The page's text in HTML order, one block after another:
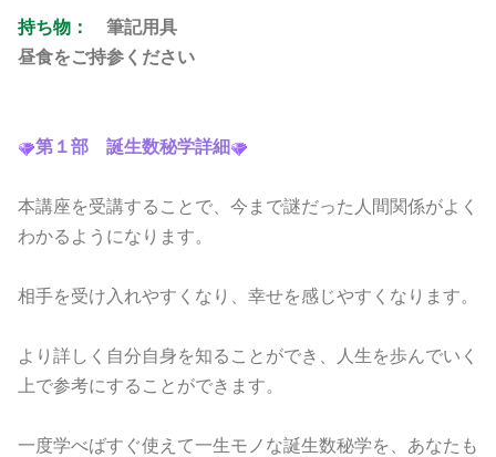
持ち物：
筆記用具
昼食をご持参ください
第１部 誕生数秘学詳細
本講座を受講することで、今まで謎だった人間関係がよく
わかるようになります。
相手を受け入れやすくなり、幸せを感じやすくなります。
より詳しく自分自身を知ることができ、人生を歩んでいく
上で参考にすることができます。
一度学べばすぐ使えて一生モノな誕生数秘学を、あなたも